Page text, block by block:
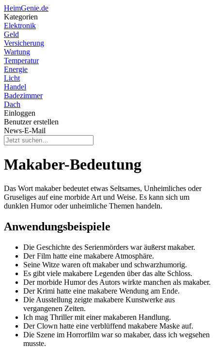
HeimGenie.de
Kategorien
Elektronik
Geld
Versicherung
Wartung
Temperatur
Energie
Licht
Handel
Badezimmer
Dach
Einloggen
Benutzer erstellen
News-E-Mail
Makaber-Bedeutung
Das Wort makaber bedeutet etwas Seltsames, Unheimliches oder
Gruseliges auf eine morbide Art und Weise. Es kann sich um
dunklen Humor oder unheimliche Themen handeln.
Anwendungsbeispiele
Die Geschichte des Serienmörders war äußerst makaber.
Der Film hatte eine makabere Atmosphäre.
Seine Witze waren oft makaber und schwarzhumorig.
Es gibt viele makabere Legenden über das alte Schloss.
Der morbide Humor des Autors wirkte manchen als makaber.
Der Krimi hatte eine makabere Wendung am Ende.
Die Ausstellung zeigte makabere Kunstwerke aus
vergangenen Zeiten.
Ich mag Thriller mit einer makaberen Handlung.
Der Clown hatte eine verblüffend makabere Maske auf.
Die Szene im Horrorfilm war so makaber, dass ich wegsehen
musste.